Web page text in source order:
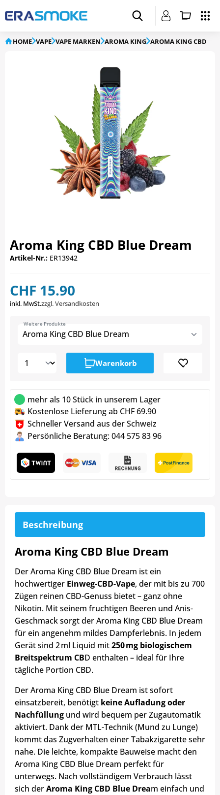
HOME VAPE VAPE MARKEN AROMA KING AROMA KING CBD
Aroma King CBD Blue Dream
Artikel-Nr.: ER13942
CHF 15.90
inkl. MwSt.zzgl. Versandkosten
Aroma King CBD Blue Dream
Weitere Produkte
Warenkorb
mehr als 10 Stück in unserem Lager
Kostenlose Lieferung ab CHF 69.90
Schneller Versand aus der Schweiz
Persönliche Beratung: 044 575 83 96
Beschreibung
Aroma King CBD Blue Dream
Der Aroma King CBD Blue Dream ist ein
hochwertiger Einweg-CBD-Vape, der mit bis zu 700
Zügen reinen CBD-Genuss bietet – ganz ohne
Nikotin. Mit seinem fruchtigen Beeren und Anis-
Geschmack sorgt der Aroma King CBD Blue Dream
für ein angenehm mildes Dampferlebnis. In jedem
Gerät sind 2 ml Liquid mit250 mg biologischem
Breitspektrum CBD enthalten – ideal für Ihre
tägliche Portion CBD.
Der Aroma King CBD Blue Dream ist sofort
einsatzbereit, benötigt keine Aufladung oder
Nachfüllung und wird bequem per Zugautomatik
aktiviert. Dank der MTL-Technik (Mund zu Lunge)
kommt das Zugverhalten einer Tabakzigarette sehr
nahe. Die leichte, kompakte Bauweise macht den
Aroma King CBD Blue Dream perfekt für
unterwegs. Nach vollständigem Verbrauch lässt
sich derAroma King CBD Blue Dream einfach und